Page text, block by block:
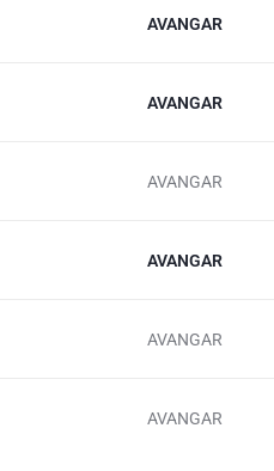
AVANGAR
AVANGAR
AVANGAR
AVANGAR
AVANGAR
AVANGAR